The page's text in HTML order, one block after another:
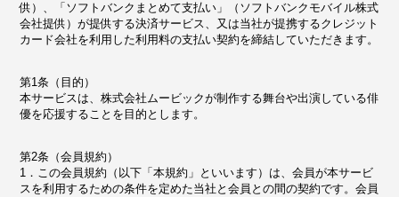
供）、「ソフトバンクまとめて支払い」（ソフトバンクモバイル株式
会社提供）が提供する決済サービス、又は当社が提携するクレジット
カード会社を利用した利用料の支払い契約を締結していただきます。
第1条（目的）
本サービスは、株式会社ムービックが制作する舞台や出演している俳
優を応援することを目的とします。
第2条（会員規約）
1．この会員規約（以下「本規約」といいます）は、会員が本サービ
スを利用するための条件を定めた当社と会員との間の契約です。会員